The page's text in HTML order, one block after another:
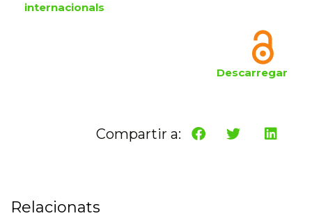
internacionals
Descarregar
Compartir a:
Relacionats